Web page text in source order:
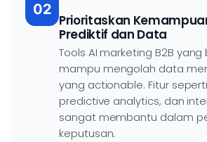
02
Prioritaskan
Prediktif dan Data
Tools AI marketing B2B yang
mampu mengolah data
yang actionable. Fitur
predictive analytics, dan
sangat membantu dalam
keputusan.